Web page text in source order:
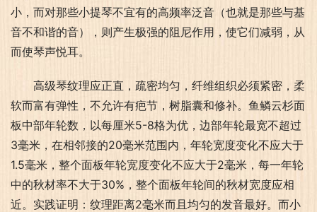
小，而对那些小提琴不宜有的高频率泛音（也就是那些与基
音不和谐的音），则产生极强的阻尼作用，使它们减弱，从
而使琴声悦耳。
高级琴纹理应正直，疏密均匀，纤维组织必须紧密，柔
软而富有弹性，不允许有疤节，树脂囊和修补。鱼鳞云杉面
板中部年轮数，以每厘米5-8格为优，边部年轮最宽不超过
3毫米，在相邻接的20毫米范围内，年轮宽度变化不应大于
1.5毫米，整个面板年轮宽度变化不应大于2毫米，每一年轮
中的秋材率不大于30%，整个面板年轮间的秋材宽度应相
近。实践证明：纹理距离2毫米而且均匀的发音最好。而小